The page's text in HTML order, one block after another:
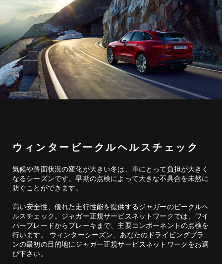
ウィンタービークルヘルスチェック
気候や路面状況の変化が大きい冬は、車にとって負担が大きく
なるシーズンです。早期の点検によって大きな不具合を未然に
防ぐことができます。
高い安全性、優れた走行性能を提供するジャガーのビークルヘ
ルスチェック。ジャガー正規サービスネットワークでは、ワイ
パーブレードからブレーキまで、主要コンポーネントの点検を
行います。 ウィンターシーズン、あなたのドライビングプラ
ンの最初の目的地にジャガー正規サービスネットワークをお選
び下さい。